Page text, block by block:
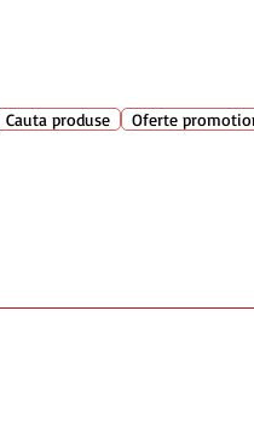
Cauta produse Oferte